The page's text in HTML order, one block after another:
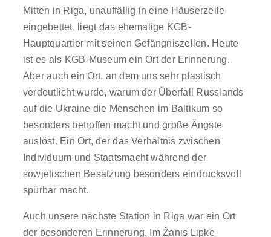
Mitten in Riga, unauffällig in eine Häuserzeile
eingebettet, liegt das ehemalige KGB-
Hauptquartier mit seinen Gefängniszellen. Heute
ist es als KGB-Museum ein Ort der Erinnerung.
Aber auch ein Ort, an dem uns sehr plastisch
verdeutlicht wurde, warum der Überfall Russlands
auf die Ukraine die Menschen im Baltikum so
besonders betroffen macht und große Ängste
auslöst. Ein Ort, der das Verhältnis zwischen
Individuum und Staatsmacht während der
sowjetischen Besatzung besonders eindrucksvoll
spürbar macht.
Auch unsere nächste Station in Riga war ein Ort
der besonderen Erinnerung. Im Žanis Lipke